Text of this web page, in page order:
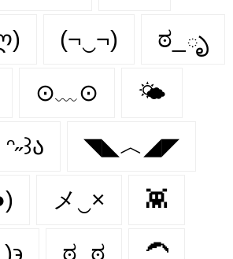
(¬‿¬) ಠ_ృ
⊙﹏⊙ 🌤️
◥◣︿◢◤
メ‿× 👾
)϶ ಠ_ಠ 🦱